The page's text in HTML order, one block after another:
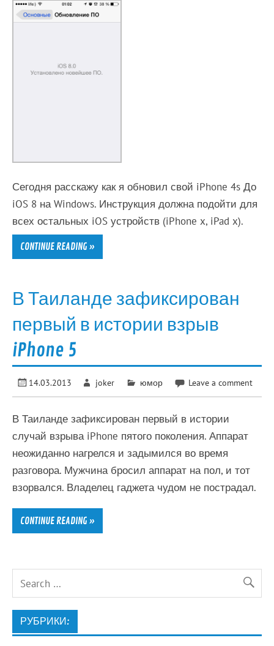
Сегодня расскажу как я обновил свой iPhone 4s До
iOS 8 на Windows. Инструкция должна подойти для
всех остальных iOS устройств (iPhone x, iPad x).
CONTINUE READING »
В Таиланде зафиксирован
первый в истории взрыв
iPhone 5
14.03.2013 joker юмор Leave a comment
В Таиланде зафиксирован первый в истории
случай взрыва iPhone пятого поколения. Аппарат
неожиданно нагрелся и задымился во время
разговора. Мужчина бросил аппарат на пол, и тот
взорвался. Владелец гаджета чудом не пострадал.
CONTINUE READING »
РУБРИКИ: